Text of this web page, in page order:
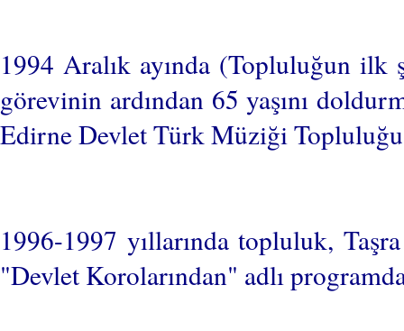
1994 Aralık ayında (Topluluğun ilk
görevinin ardından 65 yaşını
Edirne Devlet Türk Müziği
1996-1997 yıllarında topluluk,
"Devlet Korolarından" adlı